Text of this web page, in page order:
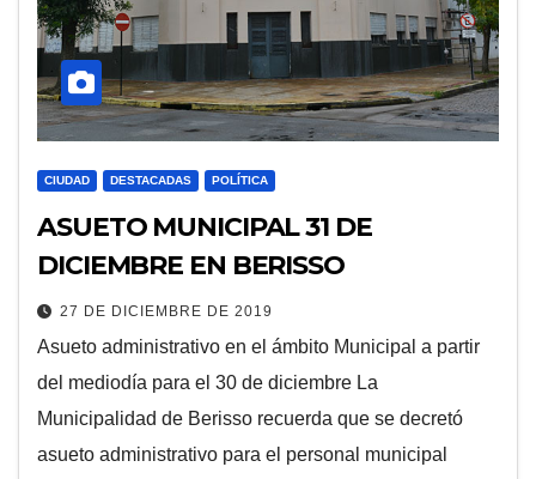
CIUDAD DESTACADAS POLÍTICA
ASUETO MUNICIPAL 31 DE
DICIEMBRE EN BERISSO
27 DE DICIEMBRE DE 2019
Asueto administrativo en el ámbito Municipal a partir
del mediodía para el 30 de diciembre La
Municipalidad de Berisso recuerda que se decretó
asueto administrativo para el personal municipal